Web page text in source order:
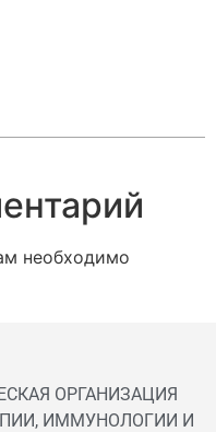
необходимо
ОРГАНИЗАЦИЯ
ИММУНОЛОГИИ И